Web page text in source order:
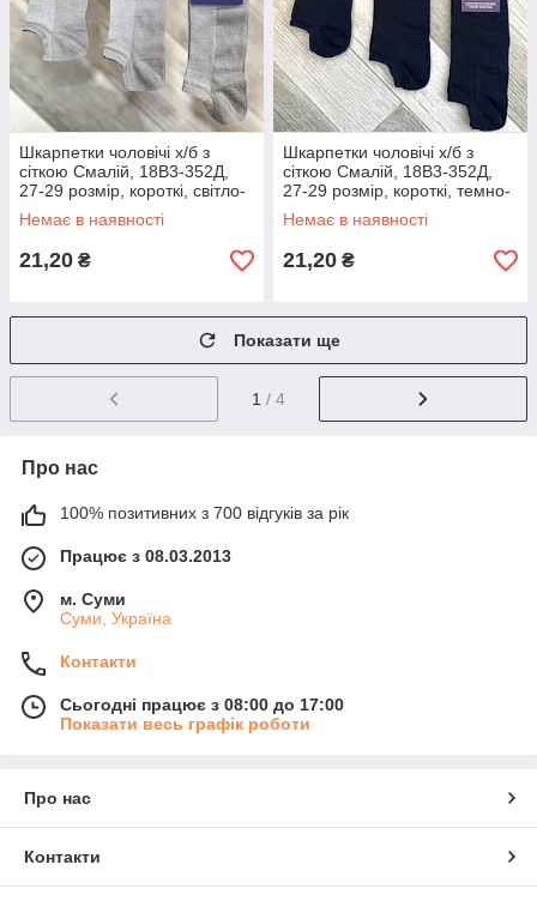
Шкарпетки чоловічі х/б з
сіткою Смалій, 18В3-352Д,
27-29 розмір, короткі, світло-
сірі, 04914
Немає в наявності
21,20 ₴
Шкарпетки чоловічі х/б з
сіткою Смалій, 18В3-352Д,
27-29 розмір, короткі, темно-
сині, 02376
Немає в наявності
21,20 ₴
Показати ще
1 / 4
Про нас
100% позитивних з 700 відгуків за рік
Працює з 08.03.2013
м. Суми
Суми, Україна
Контакти
Сьогодні працює з 08:00 до 17:00
Показати весь графік роботи
Про нас
Контакти